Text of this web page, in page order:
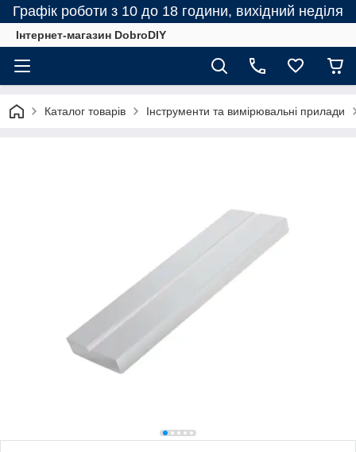
Графік роботи з 10 до 18 години, вихідний неділя
Інтернет-магазин DobroDIY
Каталог товарів Інструменти та вимірювальні прилади